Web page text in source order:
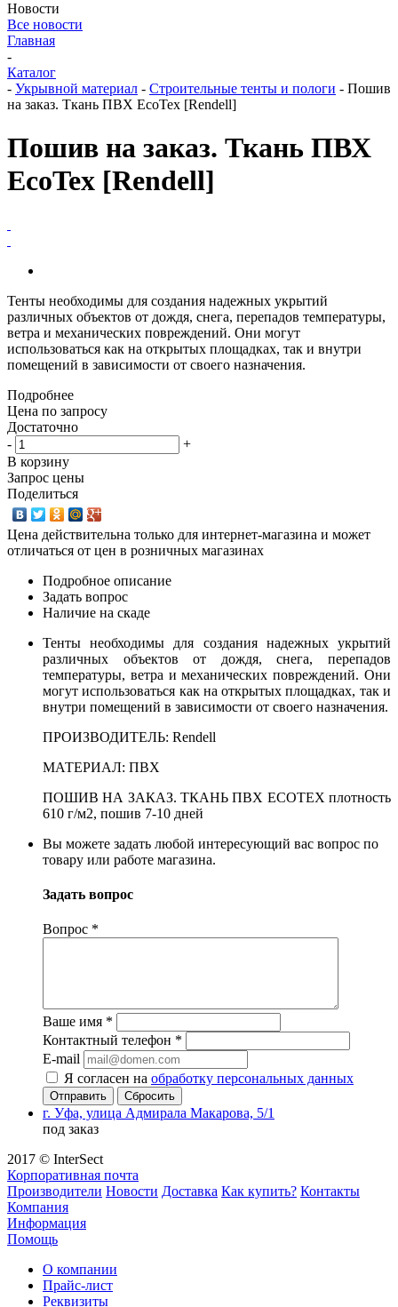
Новости
Все новости
Главная
-
Каталог
- Укрывной материал - Строительные тенты и пологи - Пошив
на заказ. Ткань ПВХ EcoTex [Rendell]
Пошив на заказ. Ткань ПВХ
EcoTex [Rendell]
Тенты необходимы для создания надежных укрытий
различных объектов от дождя, снега, перепадов температуры,
ветра и механических повреждений. Они могут
использоваться как на открытых площадках, так и внутри
помещений в зависимости от своего назначения.
Подробнее
Цена по запросу
Достаточно
-
+
В корзину
Запрос цены
Поделиться
Цена действительна только для интернет-магазина и может
отличаться от цен в розничных магазинах
Подробное описание
Задать вопрос
Наличие на скаде
Тенты необходимы для создания надежных укрытий
различных объектов от дождя, снега, перепадов
температуры, ветра и механических повреждений. Они
могут использоваться как на открытых площадках, так и
внутри помещений в зависимости от своего назначения.
ПРОИЗВОДИТЕЛЬ: Rendell
МАТЕРИАЛ: ПВХ
ПОШИВ НА ЗАКАЗ. ТКАНЬ ПВХ ECOTEX плотность
610 г/м2, пошив 7-10 дней
Вы можете задать любой интересующий вас вопрос по
товару или работе магазина.
Задать вопрос
Вопрос *
Ваше имя *
Контактный телефон *
E-mail
Я согласен на обработку персональных данных
Сбросить
г. Уфа, улица Адмирала Макарова, 5/1
под заказ
2017 © InterSect
Корпоративная почта
Производители Новости Доставка Как купить? Контакты
Компания
Информация
Помощь
О компании
Прайс-лист
Реквизиты